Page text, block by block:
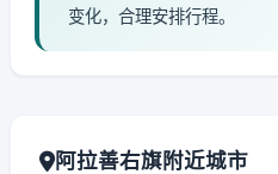
变化，合理安排行程。
阿拉善右旗附近城市